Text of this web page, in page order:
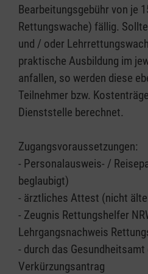
Bearbeitungsgebühr von je
Rettungswache) fällig.
und / oder
praktische Ausbildung im
anfallen, so werden diese
Teilnehmer bzw.
Dienststelle berechnet.
Zugangsvoraussetzungen:
- Personalausweis- /
beglaubigt)
- ärztliches Attest (nicht
- Zeugnis Rettungshelfer
Lehrgangsnachweis
- durch das
Verkürzungsantrag